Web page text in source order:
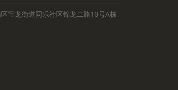
宝龙街道同乐社区锦龙二路10号A栋